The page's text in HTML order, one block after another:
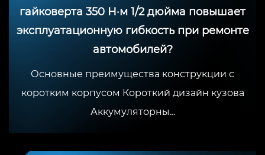
гайковерта 350 Н·м 1/2 дюйма повышает
эксплуатационную гибкость при ремонте
автомобилей?
Основные преимущества конструкции с
коротким корпусом Короткий дизайн кузова
Аккумуляторны...